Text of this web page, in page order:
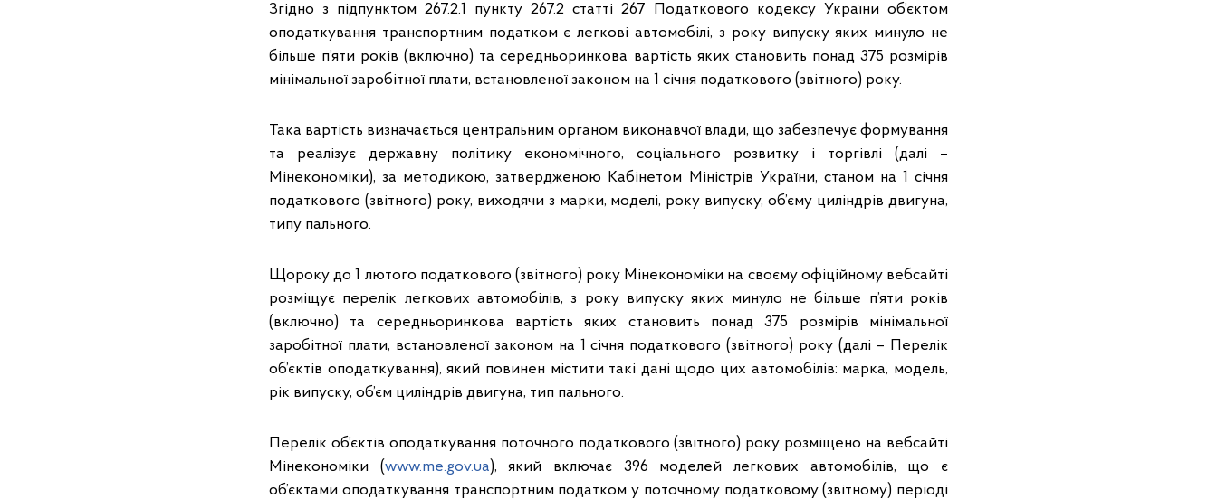
Згідно з підпунктом 267.2.1 пункту 267.2 статті 267 Податкового кодексу України об’єктом
оподаткування транспортним податком є легкові автомобілі, з року випуску яких минуло не
більше п’яти років (включно) та середньоринкова вартість яких становить понад 375 розмірів
мінімальної заробітної плати, встановленої законом на 1 січня податкового (звітного) року.
Така вартість визначається центральним органом виконавчої влади, що забезпечує формування
та реалізує державну політику економічного, соціального розвитку і торгівлі (далі –
Мінекономіки), за методикою, затвердженою Кабінетом Міністрів України, станом на 1 січня
податкового (звітного) року, виходячи з марки, моделі, року випуску, об’єму циліндрів двигуна,
типу пального.
Щороку до 1 лютого податкового (звітного) року Мінекономіки на своєму офіційному вебсайті
розміщує перелік легкових автомобілів, з року випуску яких минуло не більше п’яти років
(включно) та середньоринкова вартість яких становить понад 375 розмірів мінімальної
заробітної плати, встановленої законом на 1 січня податкового (звітного) року (далі – Перелік
об’єктів оподаткування), який повинен містити такі дані щодо цих автомобілів: марка, модель,
рік випуску, об’єм циліндрів двигуна, тип пального.
Перелік об’єктів оподаткування поточного податкового (звітного) року розміщено на вебсайті
Мінекономіки (www.me.gov.ua), який включає 396 моделей легкових автомобілів, що є
об’єктами оподаткування транспортним податком у поточному податковому (звітному) періоді